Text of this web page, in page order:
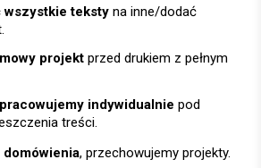
wszystkie teksty na inne/dodać
projekt przed drukiem z pełnym
indywidualnie pod
treści.
domówienia, przechowujemy projekty.